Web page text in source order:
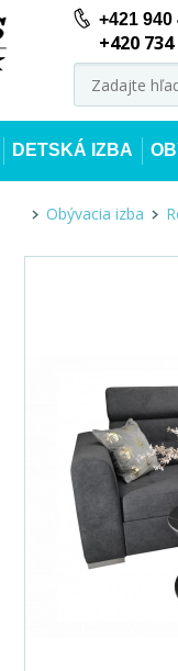
+421 940
+420
DETSKÁ IZBA
Obývacia izba